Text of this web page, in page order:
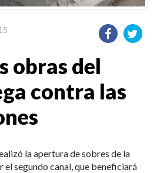
obras del
contra las
la apertura de sobres de la
segundo canal, que beneficiará